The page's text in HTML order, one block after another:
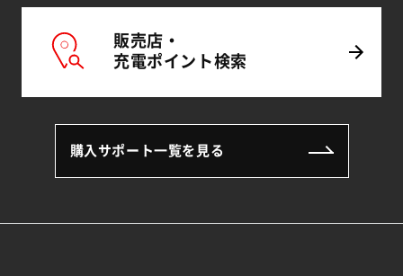
販売店・
充電ポイント検索
購入サポート一覧を見る